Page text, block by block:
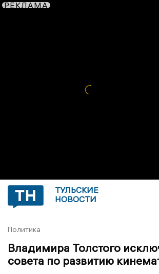
РЕКЛАМА
ТУЛЬСКИЕ
НОВОСТИ
Политика
Владимира Толстого
совета по развитию